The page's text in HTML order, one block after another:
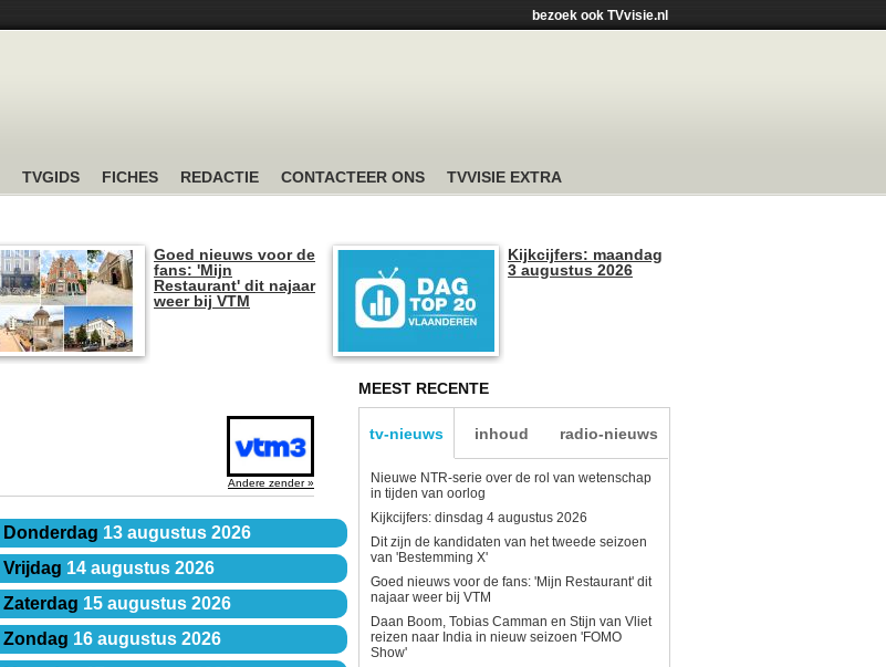
bezoek ook TVvisie.nl
TVGIDS FICHES REDACTIE CONTACTEER ONS TVVISIE EXTRA
Goed nieuws voor de
fans: 'Mijn
Restaurant' dit najaar
weer bij VTM
Kijkcijfers: maandag
3 augustus 2026
Andere zender »
Donderdag 13 augustus 2026
Vrijdag 14 augustus 2026
Zaterdag 15 augustus 2026
Zondag 16 augustus 2026
MEEST RECENTE
tv-nieuws inhoud radio-nieuws
Nieuwe NTR-serie over de rol van wetenschap
in tijden van oorlog
Kijkcijfers: dinsdag 4 augustus 2026
Dit zijn de kandidaten van het tweede seizoen
van 'Bestemming X'
Goed nieuws voor de fans: 'Mijn Restaurant' dit
najaar weer bij VTM
Daan Boom, Tobias Camman en Stijn van Vliet
reizen naar India in nieuw seizoen 'FOMO
Show'